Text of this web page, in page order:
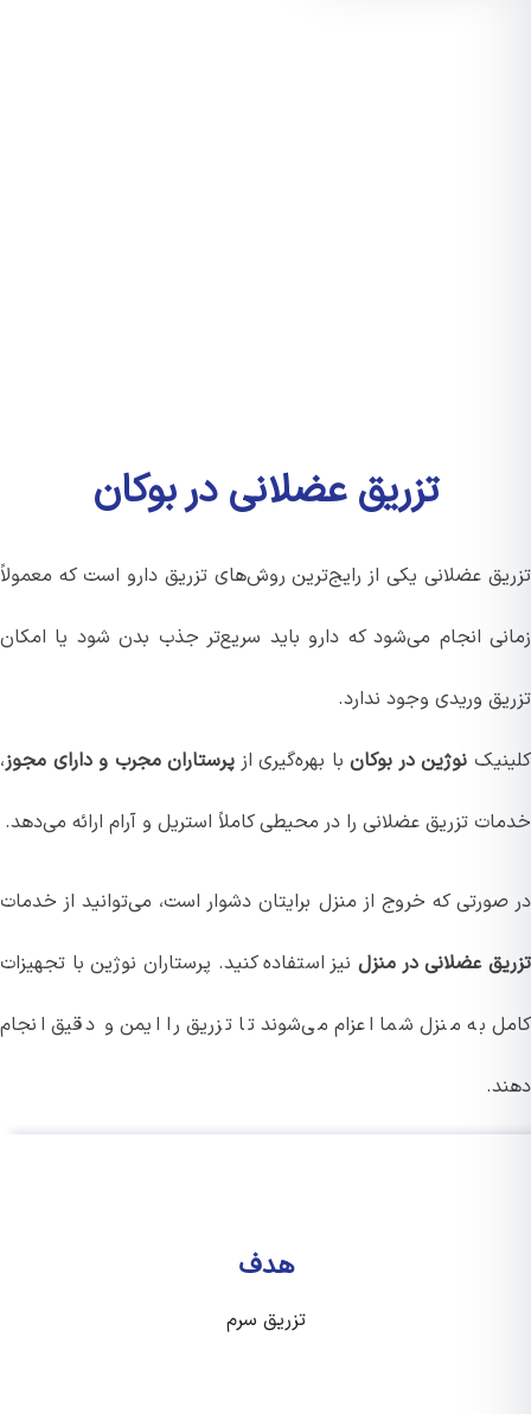
تزریق عضلانی در بوکان
عضلانی یکی از رایج‌ترین روش‌های تزریق دارو است که معمولاً
انجام می‌شود که دارو باید سریع‌تر جذب بدن شود یا امکان
وریدی وجود ندارد.
نوژین در بوکانبا بهره‌گیری ازپرستاران مجرب و دارای مجوز،
تزریق عضلانی را در محیطی کاملاً استریل و آرام ارائه می‌دهد.
که خروج از منزل برایتان دشوار است، می‌توانید از خدمات
عضلانی در منزلنیز استفاده کنید. پرستاران نوژین با تجهیزات
به منزل شما اعزام می‌شوند تا تزریق را ایمن و دقیق انجام
هدف
تزریق سرم